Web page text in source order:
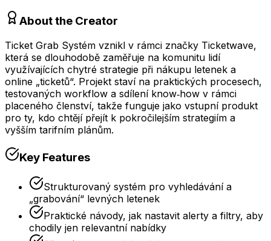
About the Creator
Ticket Grab Systém vznikl v rámci značky Ticketwave,
která se dlouhodobě zaměřuje na komunitu lidí
využívajících chytré strategie při nákupu letenek a
online „ticketů“. Projekt staví na praktických procesech,
testovaných workflow a sdílení know‑how v rámci
placeného členství, takže funguje jako vstupní produkt
pro ty, kdo chtějí přejít k pokročilejším strategiím a
vyšším tarifním plánům.
Key Features
Strukturovaný systém pro vyhledávání a
„grabování“ levných letenek
Praktické návody, jak nastavit alerty a filtry, aby
chodily jen relevantní nabídky